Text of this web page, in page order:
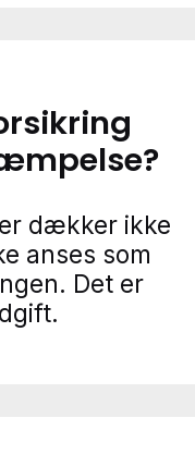
dækker ikke
anses som
Det er